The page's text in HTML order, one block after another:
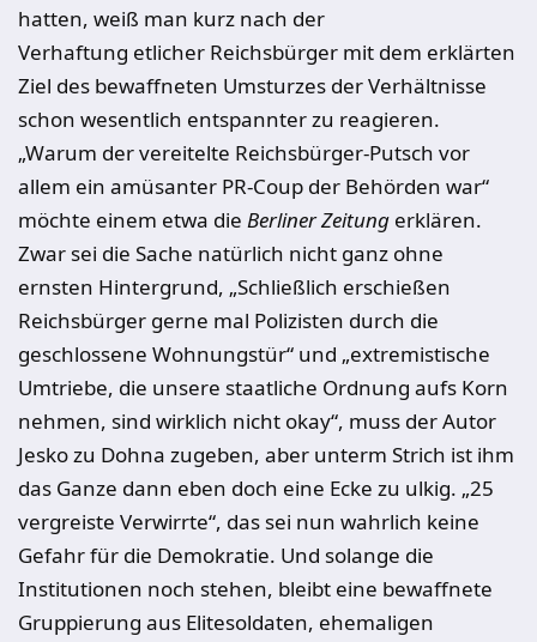
hatten, weiß man kurz nach der
Verhaftung etlicher Reichsbürger mit dem erklärten
Ziel des bewaffneten Umsturzes der Verhältnisse
schon wesentlich entspannter zu reagieren.
„Warum der vereitelte Reichsbürger-Putsch vor
allem ein amüsanter PR-Coup der Behörden war“
möchte einem etwa die Berliner Zeitung erklären.
Zwar sei die Sache natürlich nicht ganz ohne
ernsten Hintergrund, „Schließlich erschießen
Reichsbürger gerne mal Polizisten durch die
geschlossene Wohnungstür“ und „extremistische
Umtriebe, die unsere staatliche Ordnung aufs Korn
nehmen, sind wirklich nicht okay“, muss der Autor
Jesko zu Dohna zugeben, aber unterm Strich ist ihm
das Ganze dann eben doch eine Ecke zu ulkig. „25
vergreiste Verwirrte“, das sei nun wahrlich keine
Gefahr für die Demokratie. Und solange die
Institutionen noch stehen, bleibt eine bewaffnete
Gruppierung aus Elitesoldaten, ehemaligen